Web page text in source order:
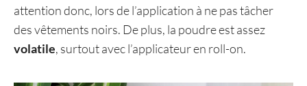
attention donc, lors de l’application à ne pas tâcher
des vêtements noirs. De plus, la poudre est assez
volatile, surtout avec l’applicateur en roll-on.